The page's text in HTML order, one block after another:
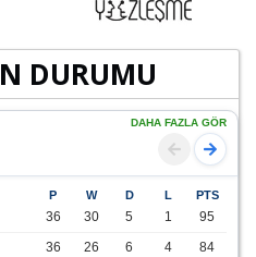
DURUMU
DAHA FAZLA GÖR
P W D L PTS
36 30 5 1
95
36 26 6 4
84